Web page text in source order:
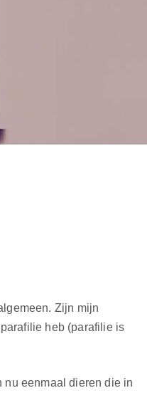
Zijn mijn
heb (parafilie is
nu eenmaal dieren die in